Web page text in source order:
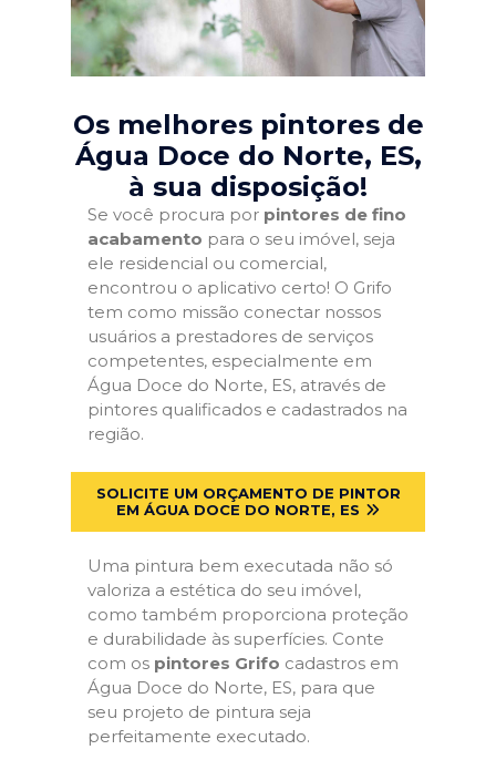
Os melhores pintores de
Água Doce do Norte, ES,
à sua disposição!
Se você procura por pintores de fino
acabamento para o seu imóvel, seja
ele residencial ou comercial,
encontrou o aplicativo certo! O Grifo
tem como missão conectar nossos
usuários a prestadores de serviços
competentes, especialmente em
Água Doce do Norte, ES, através de
pintores qualificados e cadastrados na
região.
SOLICITE UM ORÇAMENTO DE PINTOR
EM ÁGUA DOCE DO NORTE, ES
Uma pintura bem executada não só
valoriza a estética do seu imóvel,
como também proporciona proteção
e durabilidade às superfícies. Conte
com os pintores Grifo cadastros em
Água Doce do Norte, ES, para que
seu projeto de pintura seja
perfeitamente executado.